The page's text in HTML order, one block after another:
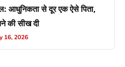
आधुनिकता से दूर एक ऐसे पिता,
की सीख दी
16, 2026